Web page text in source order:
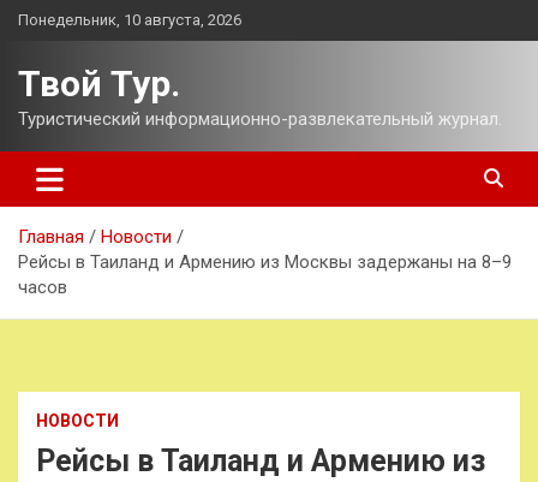
Перейти
Понедельник, 10 августа, 2026
Твой Тур.
Туристический информационно-развлекательный журнал.
Главная
Новости
Рейсы в Таиланд и Армению из Москвы задержаны на 8–9
часов
НОВОСТИ
Рейсы в Таиланд и Армению из